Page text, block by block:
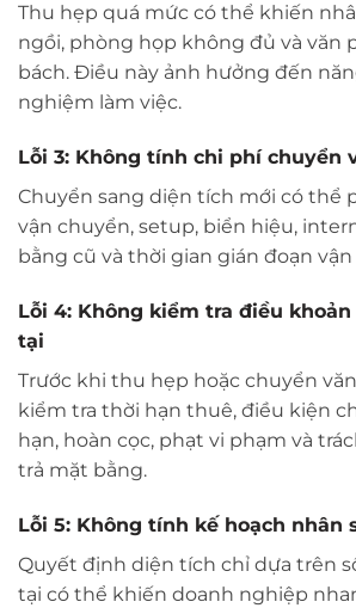
Thu hẹp quá mức có thể khiến
ngồi, phòng họp không đủ và văn
bách. Điều này ảnh hưởng đến
nghiệm làm việc.
Lỗi 3: Không tính chi phí chuyển
Chuyển sang diện tích mới có thể
vận chuyển, setup, biển hiệu,
bằng cũ và thời gian gián đoạn
Lỗi 4: Không kiểm tra điều
tại
Trước khi thu hẹp hoặc chuyển
kiểm tra thời hạn thuê, điều kiện
hạn, hoàn cọc, phạt vi phạm và
trả mặt bằng.
Lỗi 5: Không tính kế hoạch nhân
Quyết định diện tích chỉ dựa trên
tại có thể khiến doanh nghiệp